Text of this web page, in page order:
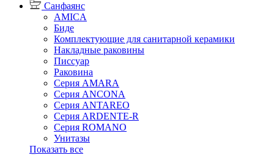
Санфаянс
AMICA
Биде
Комплектующие для санитарной керамики
Накладные раковины
Писсуар
Раковина
Серия AMARA
Серия ANCONA
Серия ANTAREO
Серия ARDENTE-R
Серия ROMANO
Унитазы
Показать все